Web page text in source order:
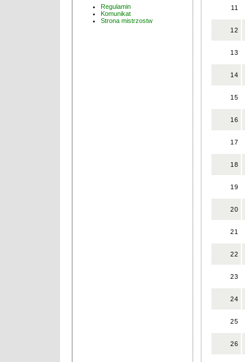
Regulamin
Komunikat
Strona mistrzostw
11
12
13
14
15
16
17
18
19
20
21
22
23
24
25
26